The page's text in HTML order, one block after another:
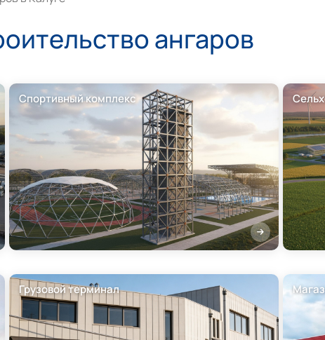
ангаров
Спортивный комплекс
Грузовой терминал